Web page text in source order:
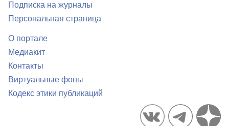
Подписка на журналы
Персональная страница
О портале
Медиакит
Контакты
Виртуальные фоны
Кодекс этики публикаций